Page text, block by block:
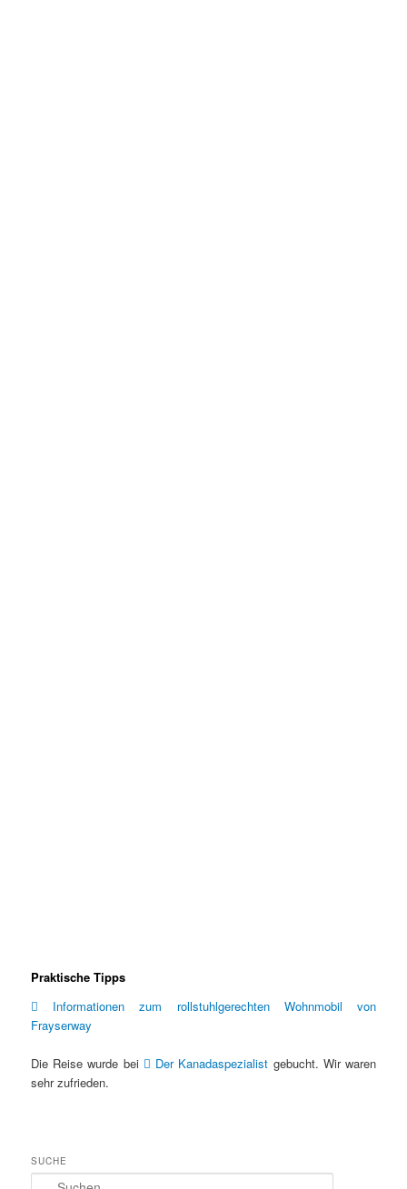
Praktische Tipps
Informationen zum rollstuhlgerechten Wohnmobil von
Frayserway
Die Reise wurde bei Der Kanadaspezialist gebucht. Wir waren
sehr zufrieden.
SUCHE